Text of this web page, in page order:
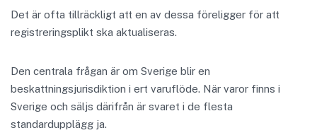
Det är ofta tillräckligt att en av dessa föreligger för att
registreringsplikt ska aktualiseras.
Den centrala frågan är om Sverige blir en
beskattningsjurisdiktion i ert varuflöde. När varor finns i
Sverige och säljs därifrån är svaret i de flesta
standardupplägg ja.